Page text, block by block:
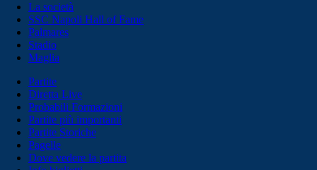
La società
SSC Napoli Hall of Fame
Palmares
Stadio
Maglia
Partite
Diretta Live
Probabili Formazioni
Partite più importanti
Partite Storiche
Pagelle
Dove vedere la partita